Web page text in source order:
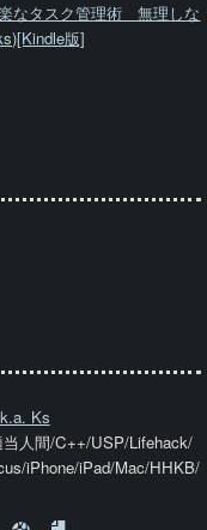
なタスク管理術 無理しな
版]
Ks
人間/C++/USP/Lifehack/
iPhone/iPad/Mac/HHKB/